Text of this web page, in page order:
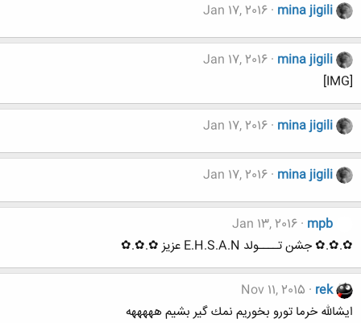
mina jigili
Jan 17, 2016
mina jigili
Jan 17, 2016
[IMG]
mina jigili
Jan 17, 2016
mina jigili
Jan 17, 2016
mpb
Jan 13, 2016
✿.✿.✿ جشن تــــولد E.H.S.A.N عزیز ✿.✿.✿
rek
Nov 11, 2015
ايشالله خرما تورو بخوريم نمك گير بشيم هههههه